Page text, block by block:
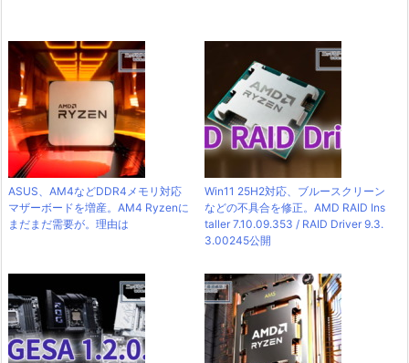
ASUS、AM4などDDR4メモリ対応
マザーボードを増産。AM4 Ryzenに
まだまだ需要が。理由は
Win11 25H2対応、ブルースクリーン
などの不具合を修正。AMD RAID Ins
taller 7.10.09.353 / RAID Driver 9.3.
3.00245公開